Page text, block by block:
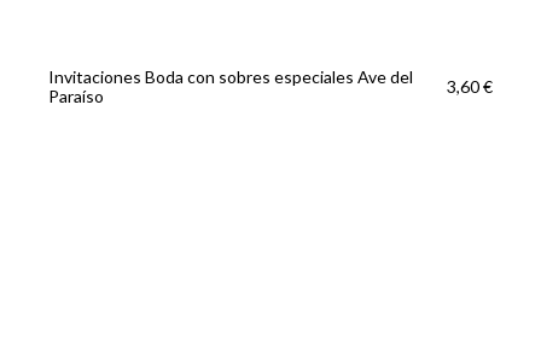
Invitaciones Boda con sobres especiales Ave del
Paraíso
3,60 €